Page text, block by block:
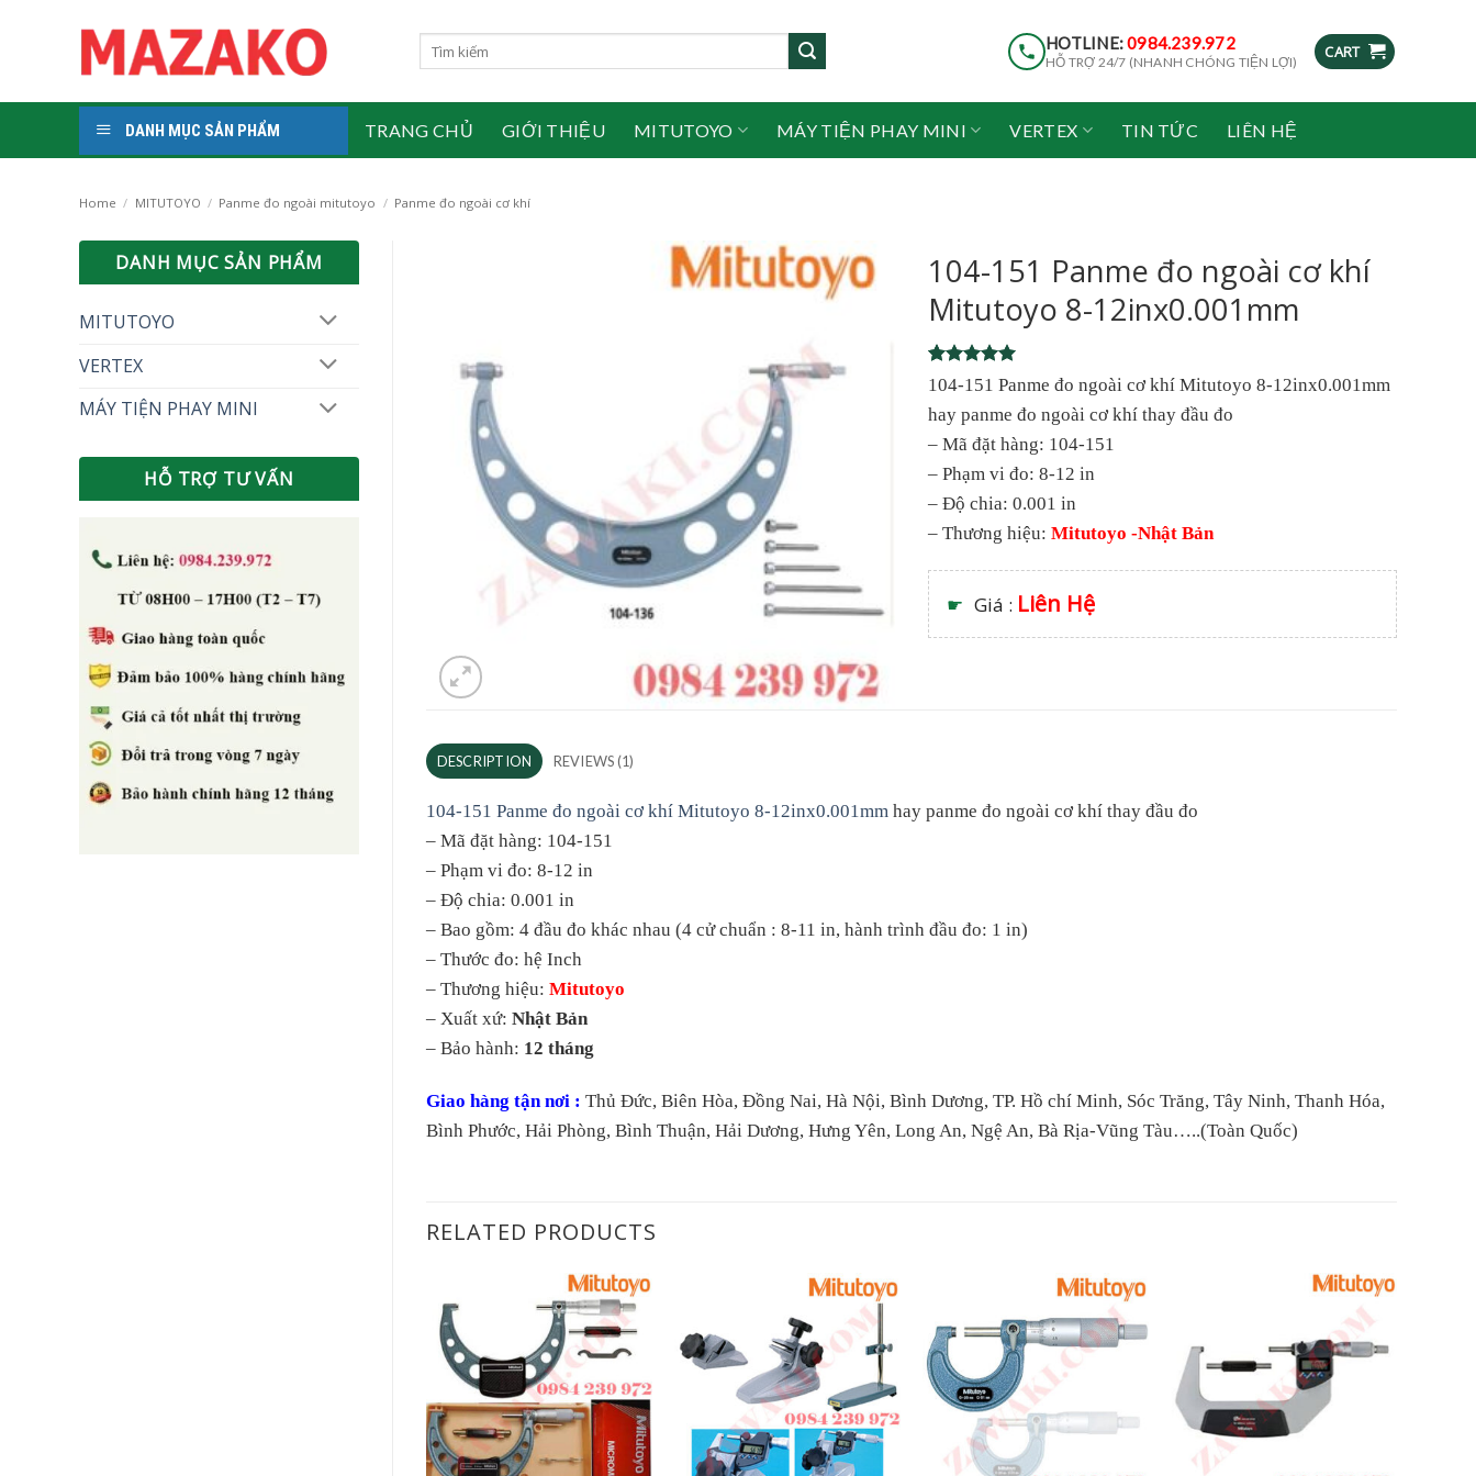
Search
for:
HOTLINE:0984.239.972
HỖ TRỢ 24/7 (NHANH CHÓNG TIỆN LỢI)
CART
DANH MỤC SẢN PHẨM TRANG CHỦ GIỚI THIỆU MITUTOYO MÁY TIỆN PHAY MINI VERTEX TIN TỨC LIÊN HỆ
Home / MITUTOYO / Panme đo ngoài mitutoyo / Panme đo ngoài cơ khí
DANH MỤC SẢN PHẨM
MITUTOYO
VERTEX
MÁY TIỆN PHAY MINI
HỖ TRỢ TƯ VẤN
104-151 Panme đo ngoài cơ khí
Mitutoyo 8-12inx0.001mm
Rated5
out of 5
based on
1
customer
rating
104-151 Panme đo ngoài cơ khí Mitutoyo 8-12inx0.001mm
hay panme đo ngoài cơ khí thay đầu đo
– Mã đặt hàng: 104-151
– Phạm vi đo: 8-12 in
– Độ chia: 0.001 in
– Thương hiệu: Mitutoyo -Nhật Bản
☛ Giá : Liên Hệ
DESCRIPTION REVIEWS (1)
104-151 Panme đo ngoài cơ khí Mitutoyo 8-12inx0.001mm hay panme đo ngoài cơ khí thay đầu đo
– Mã đặt hàng: 104-151
– Phạm vi đo: 8-12 in
– Độ chia: 0.001 in
– Bao gồm: 4 đầu đo khác nhau (4 cử chuẩn : 8-11 in, hành trình đầu đo: 1 in)
– Thước đo: hệ Inch
– Thương hiệu: Mitutoyo
– Xuất xứ: Nhật Bản
– Bảo hành: 12 tháng
Giao hàng tận nơi : Thủ Đức, Biên Hòa, Đồng Nai, Hà Nội, Bình Dương, TP. Hồ chí Minh, Sóc Trăng, Tây Ninh, Thanh Hóa,
Bình Phước, Hải Phòng, Bình Thuận, Hải Dương, Hưng Yên, Long An, Ngệ An, Bà Rịa-Vũng Tàu…..(Toàn Quốc)
RELATED PRODUCTS